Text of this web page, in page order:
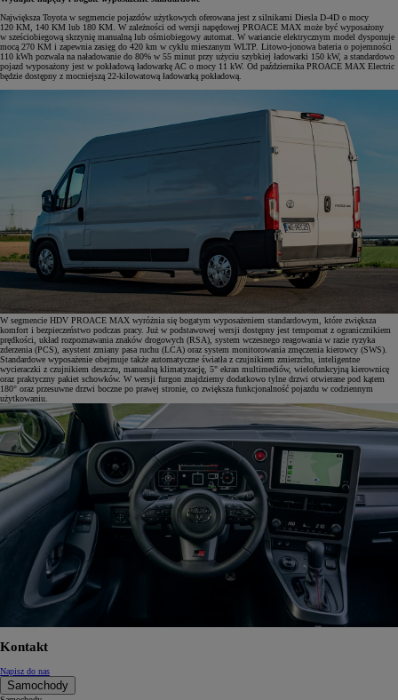
Największa Toyota w segmencie pojazdów użytkowych oferowana jest z silnikami Diesla D-4D o mocy
120 KM, 140 KM lub 180 KM. W zależności od wersji napędowej PROACE MAX może być wyposażony
w sześciobiegową skrzynię manualną lub ośmiobiegowy automat. W wariancie elektrycznym model dysponuje
mocą 270 KM i zapewnia zasięg do 420 km w cyklu mieszanym WLTP. Litowo-jonowa bateria o pojemności
110 kWh pozwala na naładowanie do 80% w 55 minut przy użyciu szybkiej ładowarki 150 kW, a standardowo
pojazd wyposażony jest w pokładową ładowarkę AC o mocy 11 kW. Od października PROACE MAX Electric
będzie dostępny z mocniejszą 22-kilowatową ładowarką pokładową.
W segmencie HDV PROACE MAX wyróżnia się bogatym wyposażeniem standardowym, które zwiększa
komfort i bezpieczeństwo podczas pracy. Już w podstawowej wersji dostępny jest tempomat z ogranicznikiem
prędkości, układ rozpoznawania znaków drogowych (RSA), system wczesnego reagowania w razie ryzyka
zderzenia (PCS), asystent zmiany pasa ruchu (LCA) oraz system monitorowania zmęczenia kierowcy (SWS).
Standardowe wyposażenie obejmuje także automatyczne światła z czujnikiem zmierzchu, inteligentne
wycieraczki z czujnikiem deszczu, manualną klimatyzację, 5" ekran multimediów, wielofunkcyjną kierownicę
oraz praktyczny pakiet schowków. W wersji furgon znajdziemy dodatkowo tylne drzwi otwierane pod kątem
180° oraz przesuwne drzwi boczne po prawej stronie, co zwiększa funkcjonalność pojazdu w codziennym
użytkowaniu.
Kontakt
Napisz do nas
Samochody